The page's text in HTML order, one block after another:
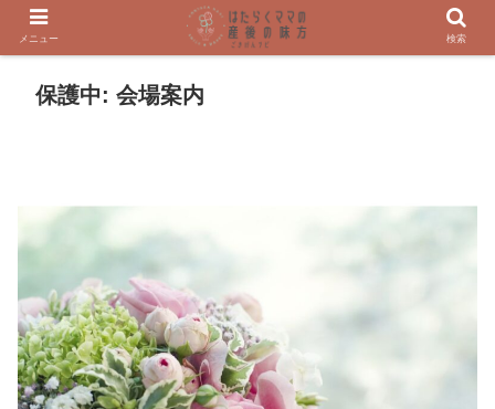
保護中: 会場案内
メニュー 検索